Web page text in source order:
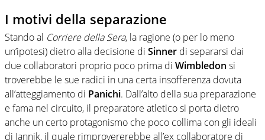
I motivi della separazione
Stando al Corriere della Sera, la ragione (o per lo meno
un’ipotesi) dietro alla decisione di Sinner di separarsi dai
due collaboratori proprio poco prima di Wimbledon si
troverebbe le sue radici in una certa insofferenza dovuta
all’atteggiamento di Panichi. Dall’alto della sua preparazione
e fama nel circuito, il preparatore atletico si porta dietro
anche un certo protagonismo che poco collima con gli ideali
di Jannik, il quale rimprovererebbe all’ex collaboratore di